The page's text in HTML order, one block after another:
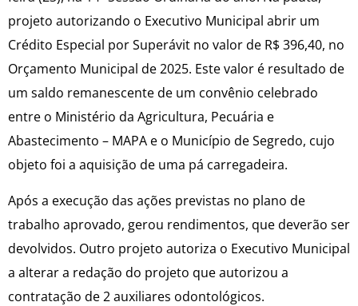
projeto autorizando o Executivo Municipal abrir um
Crédito Especial por Superávit no valor de R$ 396,40, no
Orçamento Municipal de 2025. Este valor é resultado de
um saldo remanescente de um convênio celebrado
entre o Ministério da Agricultura, Pecuária e
Abastecimento – MAPA e o Município de Segredo, cujo
objeto foi a aquisição de uma pá carregadeira.
Após a execução das ações previstas no plano de
trabalho aprovado, gerou rendimentos, que deverão ser
devolvidos. Outro projeto autoriza o Executivo Municipal
a alterar a redação do projeto que autorizou a
contratação de 2 auxiliares odontológicos.